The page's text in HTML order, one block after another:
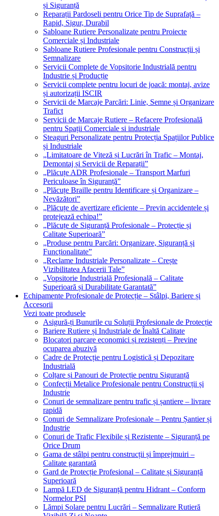
și Siguranță
Reparații Pardoseli pentru Orice Tip de Suprafață –
Rapid, Sigur, Durabil
Sabloane Rutiere Personalizate pentru Proiecte
Comerciale și Industriale
Sabloane Rutiere Profesionale pentru Construcții și
Semnalizare
Servicii Complete de Vopsitorie Industrială pentru
Industrie și Producție
Servicii complete pentru locuri de joacă: montaj, avize
și autorizații ISCIR
Servicii de Marcaje Parcări: Linie, Semne și Organizare
Trafict
Servicii de Marcaje Rutiere – Refacere Profesională
pentru Spații Comerciale si industriale
Steaguri Personalizate pentru Protecția Spațiilor Publice
și Industriale
„Limitatoare de Viteză și Lucrări în Trafic – Montaj,
Demontaj și Servicii de Reparații”
„Plăcuțe ADR Profesionale – Transport Marfuri
Periculoase în Siguranță”
„Plăcuțe Braille pentru Identificare și Organizare –
Nevăzători”
„Plăcuțe de avertizare eficiente – Previn accidentele și
protejează echipa!”
„Plăcuțe de Siguranță Profesionale – Protecție și
Calitate Superioară”
„Produse pentru Parcări: Organizare, Siguranță și
Funcționalitate”
„Reclame Industriale Personalizate – Crește
Vizibilitatea Afacerii Tale”
„Vopsitorie Industrială Profesională – Calitate
Superioară și Durabilitate Garantată”
Echipamente Profesionale de Protecție – Stâlpi, Bariere și
Accesorii
Vezi toate produsele
Asigură-ți Bunurile cu Soluții Profesionale de Protecție
Bariere Rutiere și Industriale de Înaltă Calitate
Blocatori parcare economici și rezistenți – Previne
ocuparea abuzivă
Cadre de Protecție pentru Logistică și Depozitare
Industrială
Colțare și Panouri de Protecție pentru Siguranță
Confecții Metalice Profesionale pentru Construcții și
Industrie
Conuri de semnalizare pentru trafic și șantiere – livrare
rapidă
Conuri de Semnalizare Profesionale – Pentru Șantier și
Industrie
Conuri de Trafic Flexibile și Rezistente – Siguranță pe
Orice Drum
Gama de stâlpi pentru construcții și împrejmuiri –
Calitate garantată
Gard de Protecție Profesional – Calitate și Siguranță
Superioară
Lampă LED de Siguranță pentru Hidrant – Conform
Normelor PSI
Lămpi Solare pentru Lucrări – Semnalizare Rutieră